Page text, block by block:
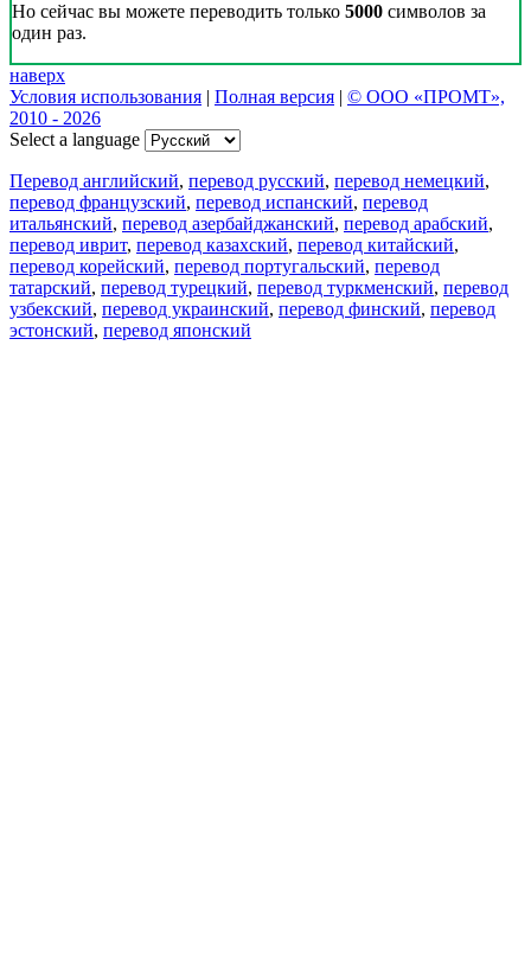
Но сейчас вы можете переводить только 5000 символов за
один раз.
наверх
Условия использования | Полная версия | © ООО «ПРОМТ»,
2010 - 2026
Select a language
Перевод английский, перевод русский, перевод немецкий,
перевод французский, перевод испанский, перевод
итальянский, перевод азербайджанский, перевод арабский,
перевод иврит, перевод казахский, перевод китайский,
перевод корейский, перевод португальский, перевод
татарский, перевод турецкий, перевод туркменский, перевод
узбекский, перевод украинский, перевод финский, перевод
эстонский, перевод японский